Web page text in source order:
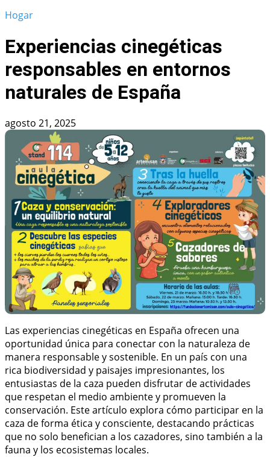
Hogar
Experiencias cinegéticas
responsables en entornos
naturales de España
agosto 21, 2025
Las experiencias cinegéticas en España ofrecen una
oportunidad única para conectar con la naturaleza de
manera responsable y sostenible. En un país con una
rica biodiversidad y paisajes impresionantes, los
entusiastas de la caza pueden disfrutar de actividades
que respetan el medio ambiente y promueven la
conservación. Este artículo explora cómo participar en la
caza de forma ética y consciente, destacando prácticas
que no solo benefician a los cazadores, sino también a la
fauna y los ecosistemas locales.